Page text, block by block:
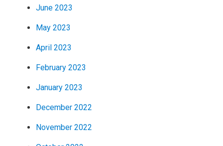
June 2023
May 2023
April 2023
February 2023
January 2023
December 2022
November 2022